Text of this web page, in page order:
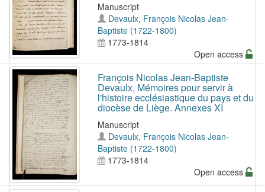
Manuscript
Devaulx, François Nicolas Jean-
Baptiste (1722-1800)
1773-1814
Open access
François Nicolas Jean-Baptiste
Devaulx, Mémoires pour servir à
l'histoire ecclésiastique du pays et du
diocèse de Liège. Annexes XI
Manuscript
Devaulx, François Nicolas Jean-
Baptiste (1722-1800)
1773-1814
Open access